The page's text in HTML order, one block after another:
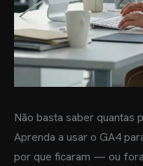
Não basta saber quantas
Aprenda a usar o GA4
por que ficaram — ou